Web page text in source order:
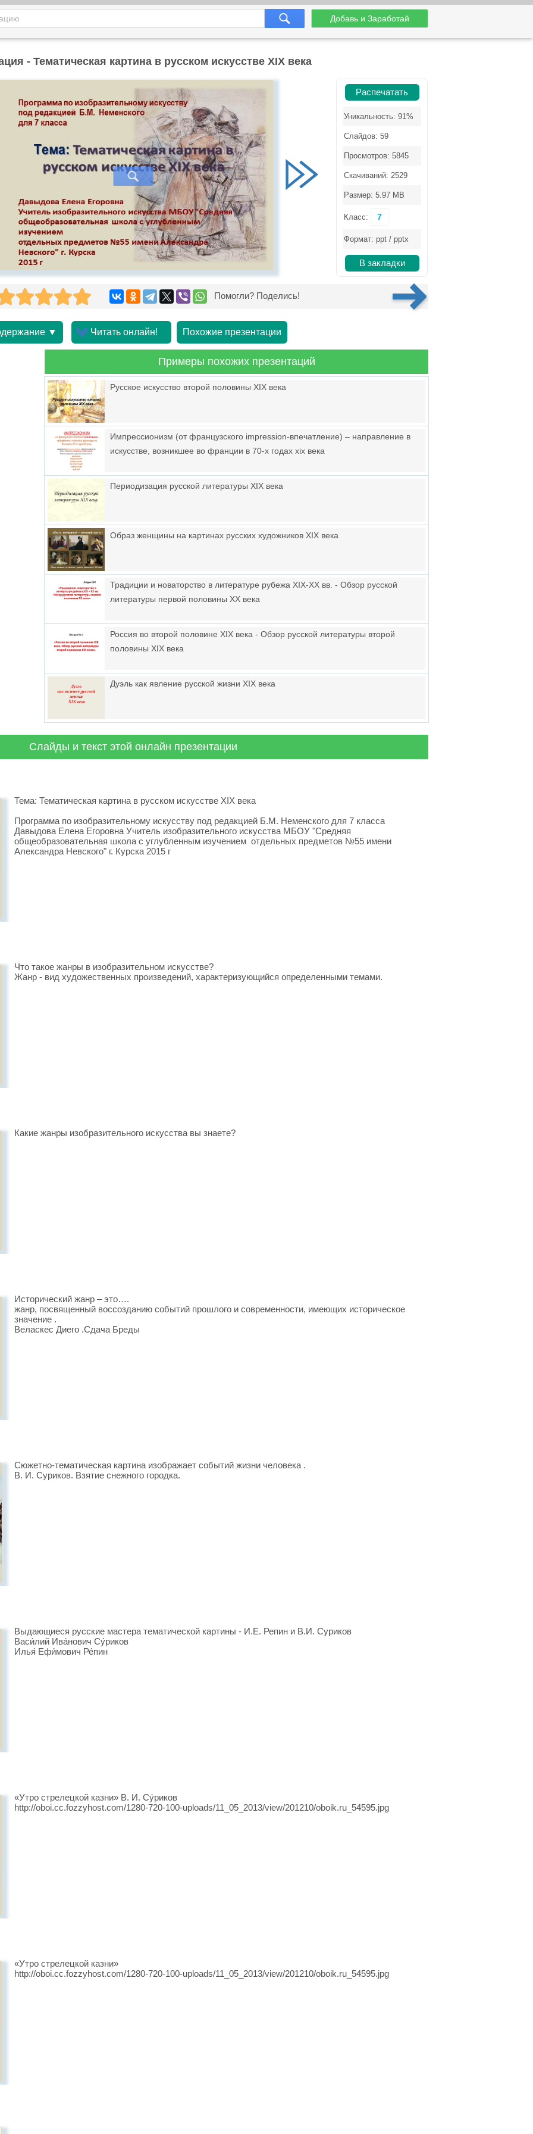
Добавь и Заработай
- Тематическая картина в русском искусстве XIX века
Распечатать
Уникальность: 91%
Слайдов: 59
Просмотров: 5845
Скачиваний: 2529
Размер: 5.97 MB
Класс: 7
Формат: ppt / pptx
В закладки
Помогли? Поделись!
▼ Читать онлайн! Похожие презентации
Примеры похожих презентаций
Русское искусство второй половины XIX века
Импрессионизм (от французского impression-впечатление) – направление в
искусстве, возникшее во франции в 70-х годах xix века
Периодизация русской литературы XIX века
Образ женщины на картинах русских художников XIX века
Традиции и новаторство в литературе рубежа XIX-ХХ вв. - Обзор русской
литературы первой половины ХХ века
Россия во второй половине XIX века - Обзор русской литературы второй
половины XIX века
Дуэль как явление русской жизни XIX века
Слайды и текст этой онлайн презентации
Тема: Тематическая картина в русском искусстве XIX века
Программа по изобразительному искусству под редакцией Б.М. Неменского для 7 класса
Давыдова Елена Егоровна Учитель изобразительного искусства МБОУ "Средняя
общеобразовательная школа с углубленным изучением отдельных предметов №55 имени
Александра Невского" г. Курска 2015 г
Что такое жанры в изобразительном искусстве?
Жанр - вид художественных произведений, характеризующийся определенными темами.
Какие жанры изобразительного искусства вы знаете?
Исторический жанр – это….
жанр, посвященный воссозданию событий прошлого и современности, имеющих историческое
значение .
Веласкес Диего .Сдача Бреды
Сюжетно-тематическая картина изображает событий жизни человека .
В. И. Суриков. Взятие снежного городка.
Выдающиеся русские мастера тематической картины - И.Е. Репин и В.И. Суриков
Васи́лий Ива́нович Су́риков
Илья́ Ефи́мович Ре́пин
«Утро стрелецкой казни» В. И. Су́риков
http://oboi.cc.fozzyhost.com/1280-720-100-uploads/11_05_2013/view/201210/oboik.ru_54595.jpg
«Утро стрелецкой казни»
http://oboi.cc.fozzyhost.com/1280-720-100-uploads/11_05_2013/view/201210/oboik.ru_54595.jpg